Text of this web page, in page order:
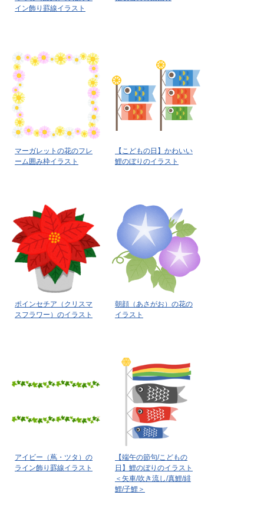
イン飾り罫線イラスト
マーガレットの花のフレ
ーム囲み枠イラスト
【こどもの日】かわいい
鯉のぼりのイラスト
ポインセチア（クリスマ
スフラワー）のイラスト
朝顔（あさがお）の花の
イラスト
アイビー（蔦・ツタ）の
ライン飾り罫線イラスト
【端午の節句/こどもの
日】鯉のぼりのイラスト
＜矢車/吹き流し/真鯉/緋
鯉/子鯉＞